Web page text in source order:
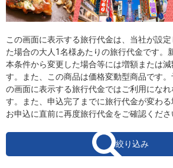
この画面に表示する旅行代金は、当社が設
た場合の大人1名様あたりの旅行代金です。
本条件から変更した場合等には増額または
す。また、この商品は価格変動型商品です
の画面に表示する旅行代金ではご利用にな
す。また、申込完了までに旅行代金が変わる
お申込に直前に再度旅行代金をご確認くださ
絞り込み